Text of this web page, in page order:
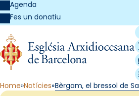
Agenda
Fes un donatiu
Home Notícies Bèrgam, el bressol de